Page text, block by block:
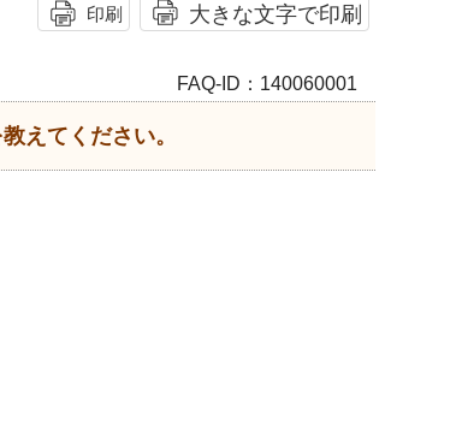
印刷 大きな文字で印刷
FAQ-ID：140060001
えてください。